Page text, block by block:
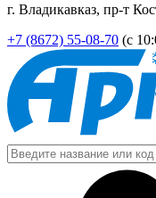
г. Владикавказ, пр-т
+7 (8672) 55-08-70 (с